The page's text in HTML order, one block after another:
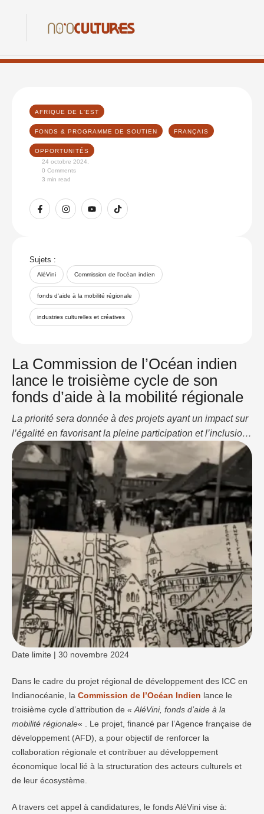
AFRIQUE DE L'EST
FONDS & PROGRAMME DE SOUTIEN FRANÇAIS
OPPORTUNITÉS
24 octobre 2024
0 Comments
3 min read
Sujets :
AléVini Commission de l'océan indien
fonds d'aide à la mobilité régionale
industries culturelles et créatives
La Commission de l’Océan indien
lance le troisième cycle de son
fonds d’aide à la mobilité régionale
La priorité sera donnée à des projets ayant un impact sur
l’égalité en favorisant la pleine participation et l’inclusion
des femmes. Partager : Cliquez pour partager sur
WhatsApp(ouvre dans une nouvelle fenêtre) WhatsApp
Cliquez pour partager sur LinkedIn(ouvre dans une
nouvelle fenêtre) LinkedIn J’aime ça :J’aime
chargement…
Date limite | 30 novembre 2024
Dans le cadre du projet régional de développement des ICC en
Indianocéanie, la Commission de l’Océan Indien lance le
troisième cycle d’attribution de « AléVini, fonds d’aide à la
mobilité régionale« . Le projet, financé par l’Agence française de
développement (AFD), a pour objectif de renforcer la
collaboration régionale et contribuer au développement
économique local lié à la structuration des acteurs culturels et
de leur écosystème.
A travers cet appel à candidatures, le fonds AléVini vise à: